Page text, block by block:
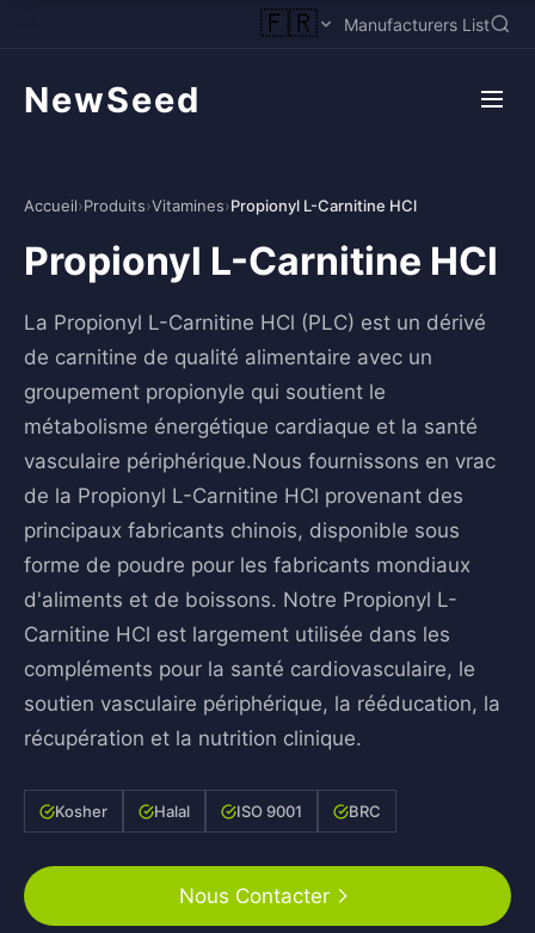
🇫🇷 Manufacturers List
NewSeed
Accueil›Produits›Vitamines›Propionyl L-Carnitine HCl
Propionyl L-Carnitine HCl
La Propionyl L-Carnitine HCl (PLC) est un dérivé
de carnitine de qualité alimentaire avec un
groupement propionyle qui soutient le
métabolisme énergétique cardiaque et la santé
vasculaire périphérique.Nous fournissons en vrac
de la Propionyl L-Carnitine HCl provenant des
principaux fabricants chinois, disponible sous
forme de poudre pour les fabricants mondiaux
d'aliments et de boissons. Notre Propionyl L-
Carnitine HCl est largement utilisée dans les
compléments pour la santé cardiovasculaire, le
soutien vasculaire périphérique, la rééducation, la
récupération et la nutrition clinique.
Kosher Halal ISO 9001 BRC
Nous Contacter